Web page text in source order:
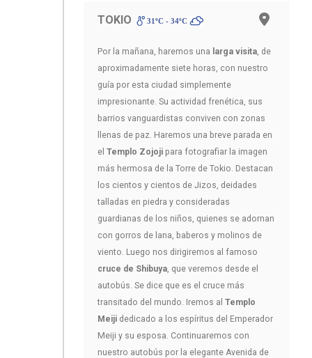
TOKIO 31ºC - 34ºC
Por la mañana, haremos una larga visita, de
aproximadamente siete horas, con nuestro
guía por esta ciudad simplemente
impresionante. Su actividad frenética, sus
barrios vanguardistas conviven con zonas
llenas de paz. Haremos una breve parada en
el Templo Zojoji para fotografiar la imagen
más hermosa de la Torre de Tokio. Destacan
los cientos y cientos de Jizos, deidades
talladas en piedra y consideradas
guardianas de los niños, quienes se adornan
con gorros de lana, baberos y molinos de
viento. Luego nos dirigiremos al famoso
cruce de Shibuya, que veremos desde el
autobús. Se dice que es el cruce más
transitado del mundo. Iremos al Templo
Meiji dedicado a los espíritus del Emperador
Meiji y su esposa. Continuaremos con
nuestro autobús por la elegante Avenida de